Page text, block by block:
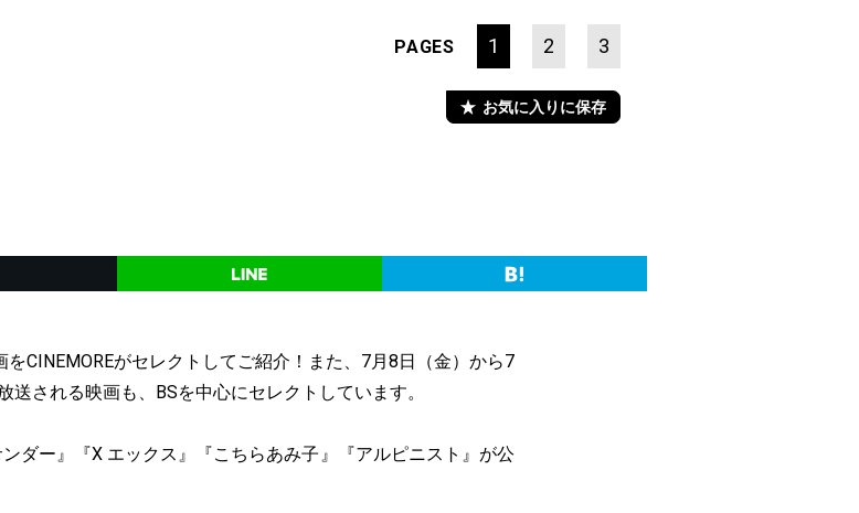
PAGES 1 2 3
お気に入りに保存
CINEMOREがセレクトしてご紹介！また、7月8日（金）から7
送される映画も、BSを中心にセレクトしています。
ダー』『X エックス』『こちらあみ子』『アルピニスト』が公